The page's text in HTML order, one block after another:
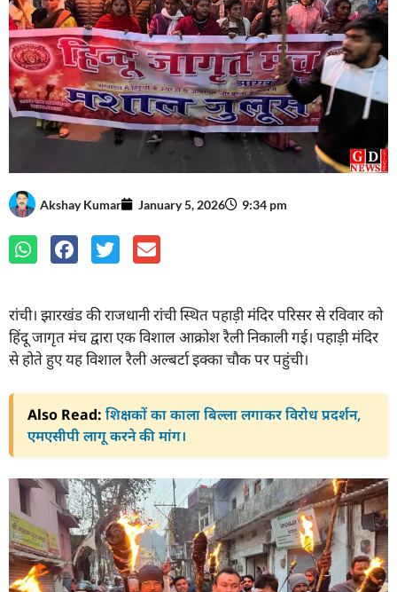
Akshay Kumar January 5, 2026 9:34 pm
रांची। झारखंड की राजधानी रांची स्थित पहाड़ी मंदिर परिसर से रविवार को
हिंदू जागृत मंच द्वारा एक विशाल आक्रोश रैली निकाली गई। पहाड़ी मंदिर
से होते हुए यह विशाल रैली अल्बर्टा इक्का चौक पर पहुंची।
Also Read: शिक्षकों का काला बिल्ला लगाकर विरोध प्रदर्शन,
एमएसीपी लागू करने की मांग।